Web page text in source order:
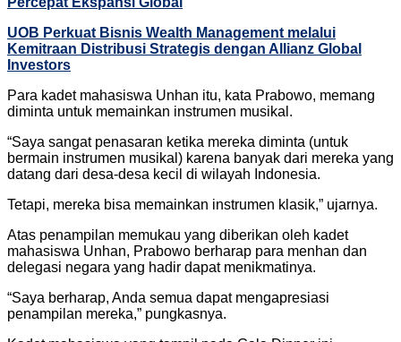
UOB Perkuat Bisnis Wealth Management melalui
Kemitraan Distribusi Strategis dengan Allianz Global
Investors
Para kadet mahasiswa Unhan itu, kata Prabowo, memang
diminta untuk memainkan instrumen musikal.
“Saya sangat penasaran ketika mereka diminta (untuk
bermain instrumen musikal) karena banyak dari mereka yang
datang dari desa-desa kecil di wilayah Indonesia.
Tetapi, mereka bisa memainkan instrumen klasik,” ujarnya.
Atas penampilan memukau yang diberikan oleh kadet
mahasiswa Unhan, Prabowo berharap para menhan dan
delegasi negara yang hadir dapat menikmatinya.
“Saya berharap, Anda semua dapat mengapresiasi
penampilan mereka,” pungkasnya.